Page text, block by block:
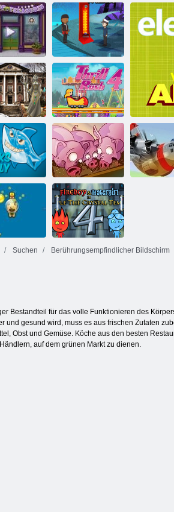
Kleiner
Bayou-Insel
Escape
Nervenkitzel
Rush 4
Shark
Run, Schwein,
Run
Suchen Berührungsempfindlicher Bildschirm
Bestandteil für das volle Funktionieren des
und gesund wird, muss es aus frischen Zutaten
Obst und Gemüse. Köche aus den besten
auf dem grünen Markt zu dienen.